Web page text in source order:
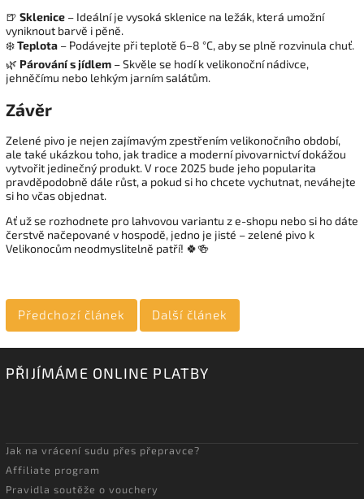
🍺 Sklenice – Ideální je vysoká sklenice na ležák, která umožní
vyniknout barvě i pěně.
❄️Teplota – Podávejte při teplotě 6–8 °C, aby se plně rozvinula chuť.
🌿 Párování s jídlem – Skvěle se hodí k velikonoční nádivce,
jehněčímu nebo lehkým jarním salátům.
Závěr
Zelené pivo je nejen zajímavým zpestřením velikonočního období,
ale také ukázkou toho, jak tradice a moderní pivovarnictví dokážou
vytvořit jedinečný produkt. V roce 2025 bude jeho popularita
pravděpodobně dále růst, a pokud si ho chcete vychutnat, neváhejte
si ho včas objednat.
Ať už se rozhodnete pro lahvovou variantu z e-shopu nebo si ho dáte
čerstvě načepované v hospodě, jedno je jisté – zelené pivo k
Velikonocům neodmyslitelně patří! 🍀🍻
Předchozí článek Další článek
PŘIJÍMÁME ONLINE PLATBY
Jak na vrácení sudu přes přepravce?
Affiliate program
Pravidla soutěže o vouchery